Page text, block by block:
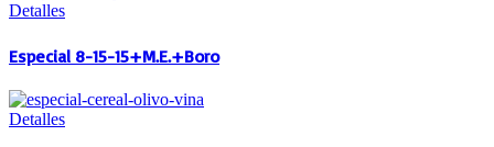
Detalles
Especial 8-15-15+M.E.+Boro
Detalles